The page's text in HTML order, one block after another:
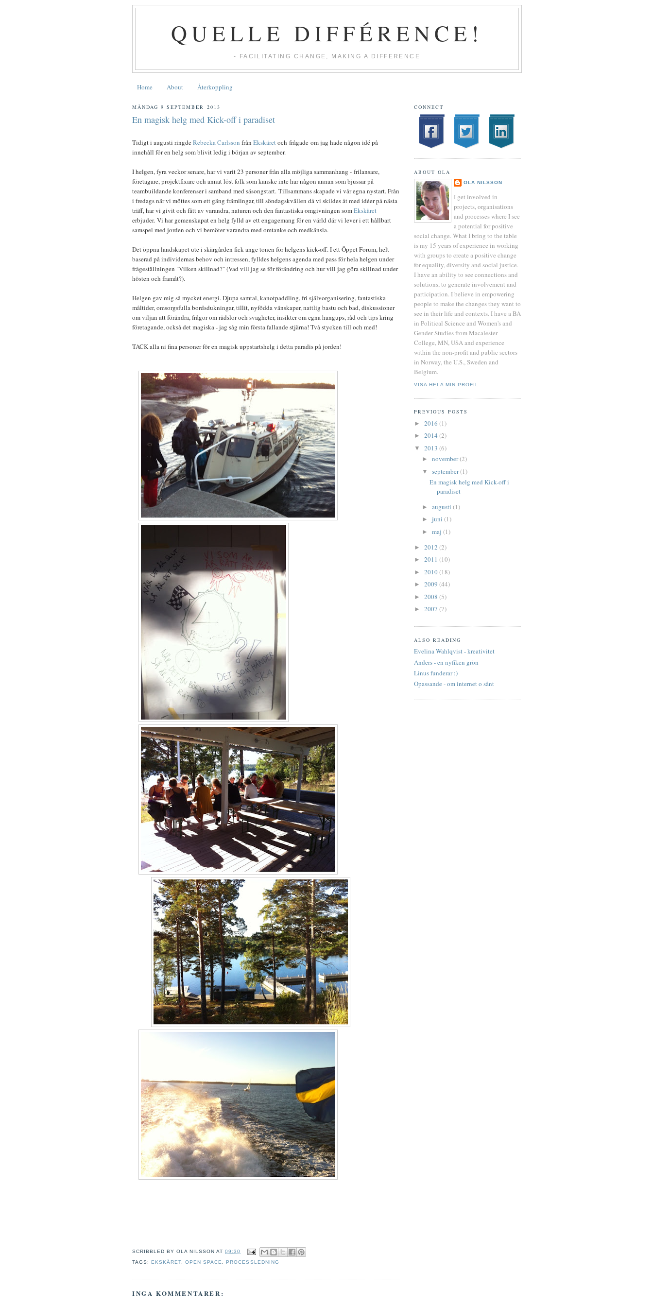
QUELLE DIFFÉRENCE!
- FACILITATING CHANGE, MAKING A DIFFERENCE
Home About Återkoppling
MÅNDAG 9 SEPTEMBER 2013
En magisk helg med Kick-off i paradiset
Tidigt i augusti ringdeRebecka Carlsson från Ekskäret och frågade om jag hade någon idé på
innehåll för en helg som blivit ledig i början av september.
I helgen, fyra veckor senare, har vi varit 23 personer från alla möjliga sammanhang - frilansare,
företagare, projektfixare och annat löst folk som kanske inte har någon annan som bjussar på
teambuildande konferenser i samband med säsongstart. Tillsammans skapade vi vår egna nystart. Från
i fredags när vi möttes som ett gäng främlingar, till söndagskvällen då vi skildes åt med idéer på nästa
träff, har vi givit och fått av varandra, naturen och den fantastiska omgivningen somEkskäret
erbjuder. Vi har gemenskapat en helg fylld av ett engagemang för en värld där vi lever i ett hållbart
samspel med jorden och vi bemöter varandra med omtanke och medkänsla.
Det öppna landskapet ute i skärgården fick ange tonen för helgens kick-off. I ett Öppet Forum, helt
baserad på individernas behov och intressen, fylldes helgens agenda med pass för hela helgen under
frågeställningen "Vilken skillnad?" (Vad vill jag se för förändring och hur vill jag göra skillnad under
hösten och framåt?).
Helgen gav mig så mycket energi. Djupa samtal, kanotpaddling, fri självorganisering, fantastiska
måltider, omsorgsfulla bordsdukningar, tillit, nyfödda vänskaper, nattlig bastu och bad, diskussioner
om viljan att förändra, frågor om rädslor och svagheter, insikter om egna hangups, råd och tips kring
företagande, också det magiska - jag såg min första fallande stjärna! Två stycken till och med!
TACK alla ni fina personer för en magisk uppstartshelg i detta paradis på jorden!
SCRIBBLED BYOLA NILSSON AT09:30
TAGS: EKSKÄRET,OPEN SPACE, PROCESSLEDNING
INGA KOMMENTARER:
CONNECT
ABOUT OLA
OLA NILSSON
I get involved in
projects, organisations
and processes where I see
a potential for positive
social change. What I bring to the table
is my 15 years of experience in working
with groups to create a positive change
for equality, diversity and social justice.
I have an ability to see connections and
solutions, to generate involvement and
participation. I believe in empowering
people to make the changes they want to
see in their life and contexts. I have a BA
in Political Science and Women's and
Gender Studies from Macalester
College, MN, USA and experience
within the non-profit and public sectors
in Norway, the U.S., Sweden and
Belgium.
VISA HELA MIN PROFIL
PREVIOUS POSTS
► 2016 (1)
► 2014 (2)
▼ 2013 (6)
► november(2)
▼ september(1)
En magisk helg med Kick-off i
paradiset
► augusti (1)
► juni (1)
► maj (1)
► 2012 (2)
► 2011 (10)
► 2010(18)
► 2009 (44)
► 2008 (5)
► 2007 (7)
ALSO READING
Evelina Wahlqvist - kreativitet
Anders - en nyfiken grön
Linus funderar :)
Opassande - om internet o sånt